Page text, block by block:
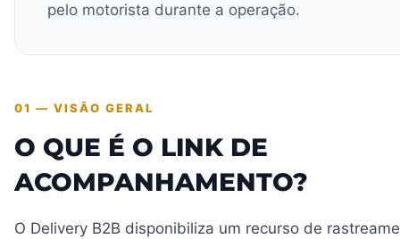
pelo motorista durante a operação.
01 — VISÃO GERAL
O QUE É O LINK DE
ACOMPANHAMENTO?
O Delivery B2B disponibiliza um recurso de